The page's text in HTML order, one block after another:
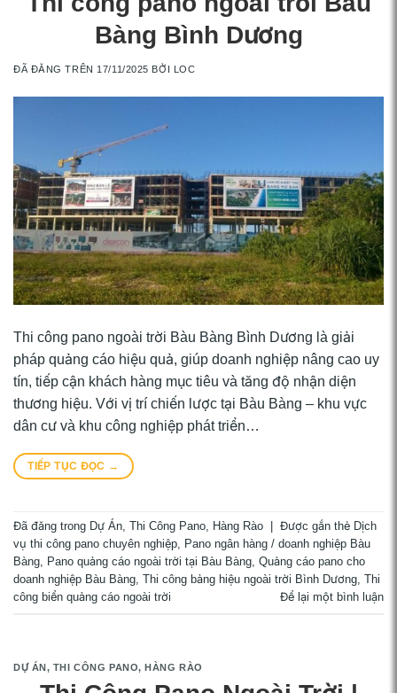
Bàng Bình Dương
ĐÃ ĐĂNG TRÊN 17/11/2025 BỞI LOC
Thi công pano ngoài trời Bàu Bàng Bình Dương là giải
pháp quảng cáo hiệu quả, giúp doanh nghiệp nâng cao uy
tín, tiếp cận khách hàng mục tiêu và tăng độ nhận diện
thương hiệu. Với vị trí chiến lược tại Bàu Bàng – khu vực
dân cư và khu công nghiệp phát triển…
TIẾP TỤC ĐỌC →
Đã đăng trong Dự Án, Thi Công Pano, Hàng Rào Được gắn thẻ Dịch
vụ thi công pano chuyên nghiệp, Pano ngân hàng / doanh nghiệp Bàu
Bàng, Pano quảng cáo ngoài trời tại Bàu Bàng, Quảng cáo pano cho
doanh nghiệp Bàu Bàng, Thi công bảng hiệu ngoài trời Bình Dương, Thi
công biển quảng cáo ngoài trời
Để lại một bình luận
DỰ ÁN, THI CÔNG PANO, HÀNG RÀO